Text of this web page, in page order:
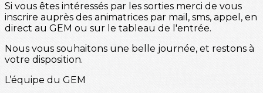
Si vous êtes intéressés par les sorties merci de vous
inscrire auprès des animatrices par mail, sms, appel, en
direct au GEM ou sur le tableau de l'entrée.
Nous vous souhaitons une belle journée, et restons à
votre disposition.
L’équipe du GEM